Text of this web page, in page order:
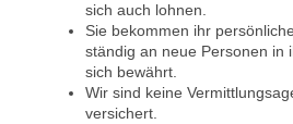
sich auch lohnen.
Sie bekommen ihr
ständig an neue Personen in
sich bewährt.
Wir sind keine
versichert.